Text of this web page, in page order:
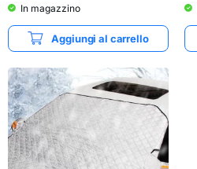
In magazzino
Aggiungi al carrello